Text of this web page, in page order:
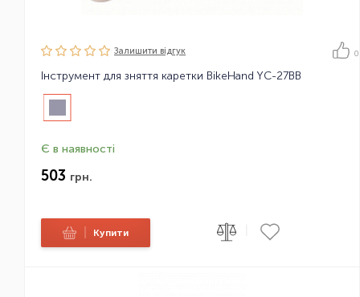
Залишити вiдгук 0
Інструмент для зняття каретки BikeHand YC-27BB
Є в наявності
503 грн.
Купити